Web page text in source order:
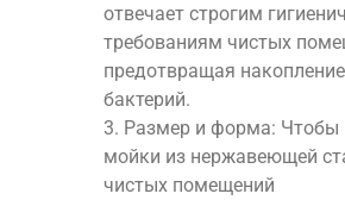
отвечает строгим
требованиям чистых
предотвращая
бактерий.
3. Размер и форма: Чтобы
мойки из нержавеющей
чистых помещений